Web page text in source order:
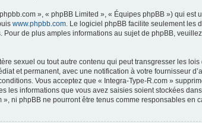
», « phpBB Limited », « Équipes phpBB ») qui est
www.phpbb.com. Le logiciel phpBB facilite seulement les
de plus amples informations au sujet de phpBB,
sexuel ou tout autre contenu qui peut transgresser les lois
et permanent, avec une notification à votre fournisseur
Vous acceptez que « Integra-Type-R.com »
les informations que vous avez saisies soient stockées
ni phpBB ne pourront être tenus comme responsables en